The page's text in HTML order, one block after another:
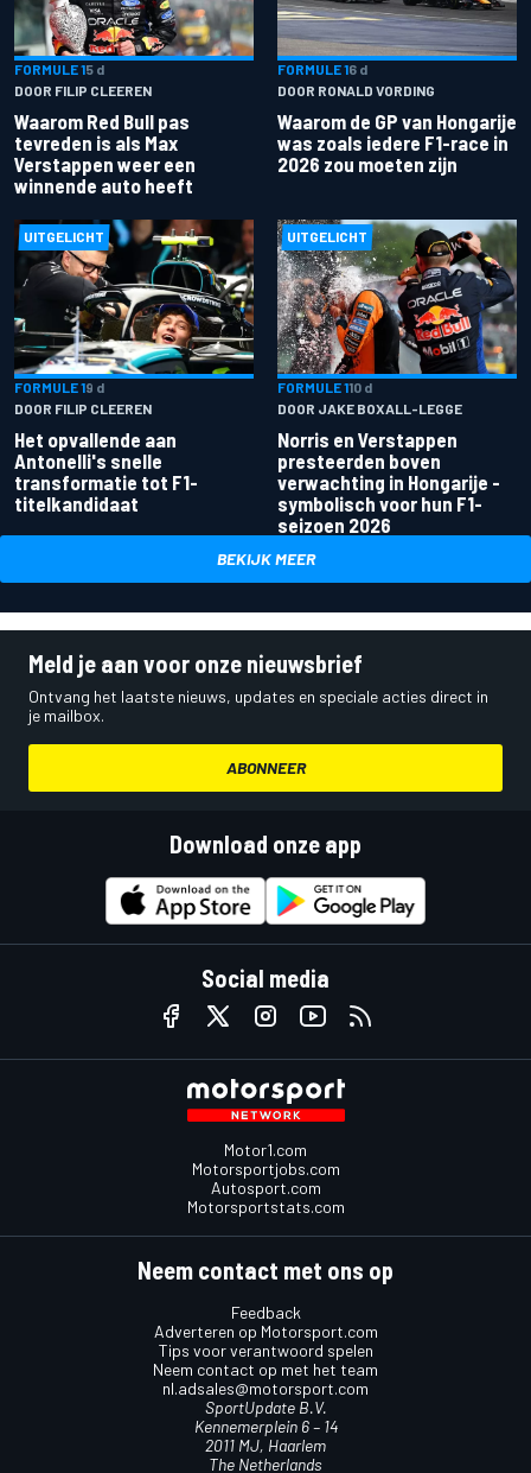
FORMULE 15 d
DOOR FILIP CLEEREN
Waarom Red Bull pas
tevreden is als Max
Verstappen weer een
winnende auto heeft
FORMULE 16 d
DOOR RONALD VORDING
Waarom de GP van Hongarije
was zoals iedere F1-race in
2026 zou moeten zijn
UITGELICHT
FORMULE 19 d
DOOR FILIP CLEEREN
Het opvallende aan
Antonelli's snelle
transformatie tot F1-
titelkandidaat
UITGELICHT
FORMULE 110 d
DOOR JAKE BOXALL-LEGGE
Norris en Verstappen
presteerden boven
verwachting in Hongarije -
symbolisch voor hun F1-
seizoen 2026
BEKIJK MEER
Meld je aan voor onze nieuwsbrief
Ontvang het laatste nieuws, updates en speciale acties direct in
je mailbox.
ABONNEER
Download onze app
Social media
Motor1.com
Motorsportjobs.com
Autosport.com
Motorsportstats.com
Neem contact met ons op
Feedback
Adverteren op Motorsport.com
Tips voor verantwoord spelen
Neem contact op met het team
nl.adsales@motorsport.com
SportUpdate B.V.
Kennemerplein 6 – 14
2011 MJ, Haarlem
The Netherlands